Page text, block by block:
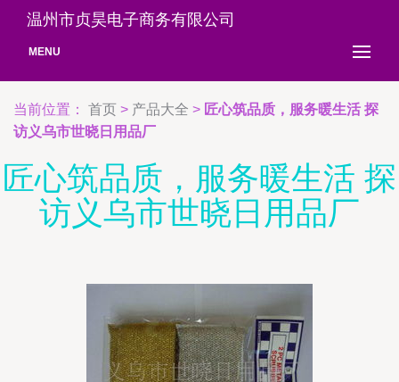
温州市贞昊电子商务有限公司
MENU
当前位置： 首页 > 产品大全 > 匠心筑品质，服务暖生活 探
访义乌市世晓日用品厂
匠心筑品质，服务暖生活 探
访义乌市世晓日用品厂